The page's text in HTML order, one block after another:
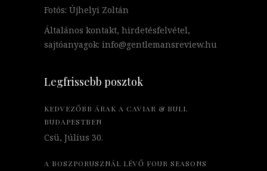
Fotós: Újhelyi Zoltán
Általános kontakt, hirdetésfelvétel,
sajtóanyagok: info@gentlemansreview.hu
Legfrissebb posztok
KEDVEZŐBB ÁRAK A CAVIAR & BULL
BUDAPESTBEN
Csü, Július 30.
A BOSZPORUSZNÁL LÉVŐ FOUR SEASONS